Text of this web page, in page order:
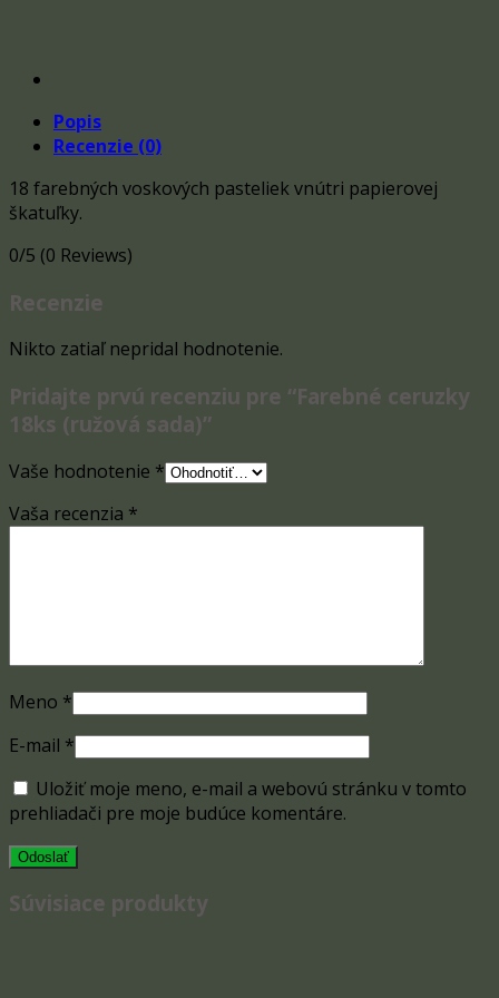
Popis
Recenzie (0)
18 farebných voskových pasteliek vnútri papierovej
škatuľky.
0/5 (0 Reviews)
Recenzie
Nikto zatiaľ nepridal hodnotenie.
Pridajte prvú recenziu pre “Farebné ceruzky
18ks (ružová sada)”
Vaše hodnotenie *
Vaša recenzia *
Meno *
E-mail *
Uložiť moje meno, e-mail a webovú stránku v tomto
prehliadači pre moje budúce komentáre.
Súvisiace produkty